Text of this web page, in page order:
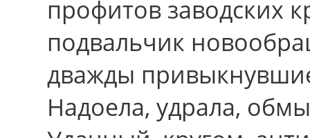
профитов заводских
подвальчик
дважды
Надоела, удрала,